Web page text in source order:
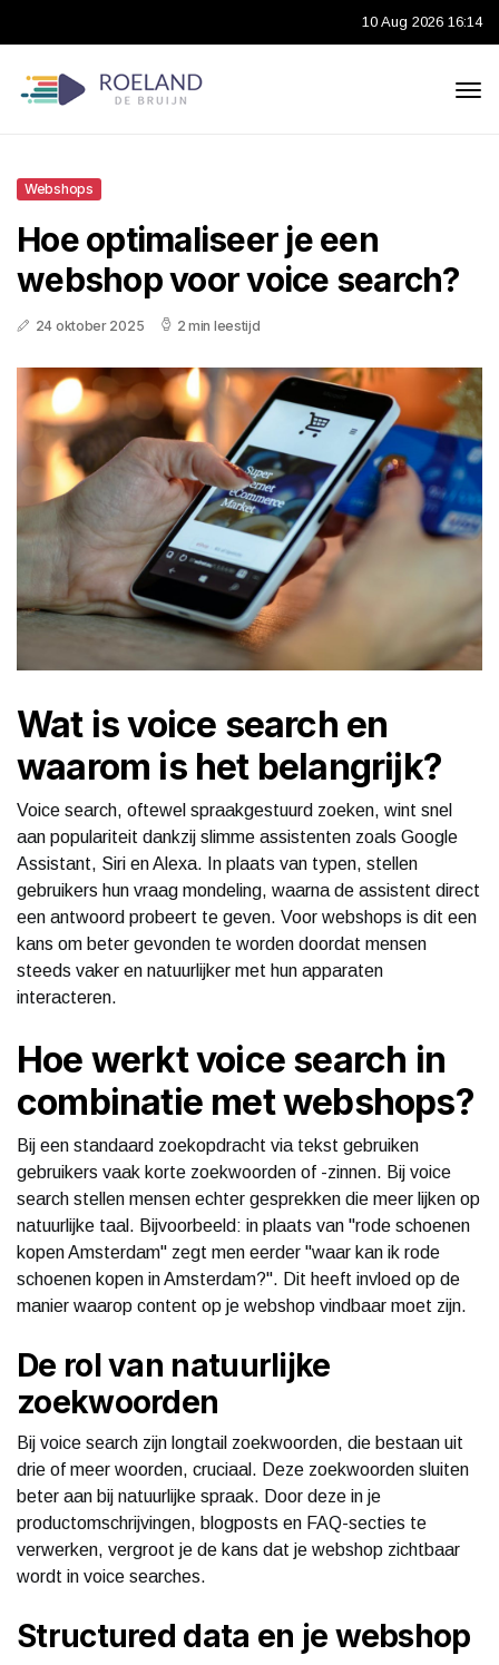
10 Aug 2026 16:14
Webshops
Hoe optimaliseer je een
webshop voor voice search?
24 oktober 2025 2 min leestijd
Wat is voice search en
waarom is het belangrijk?
Voice search, oftewel spraakgestuurd zoeken, wint snel
aan populariteit dankzij slimme assistenten zoals Google
Assistant, Siri en Alexa. In plaats van typen, stellen
gebruikers hun vraag mondeling, waarna de assistent direct
een antwoord probeert te geven. Voor webshops is dit een
kans om beter gevonden te worden doordat mensen
steeds vaker en natuurlijker met hun apparaten
interacteren.
Hoe werkt voice search in
combinatie met webshops?
Bij een standaard zoekopdracht via tekst gebruiken
gebruikers vaak korte zoekwoorden of -zinnen. Bij voice
search stellen mensen echter gesprekken die meer lijken op
natuurlijke taal. Bijvoorbeeld: in plaats van "rode schoenen
kopen Amsterdam" zegt men eerder "waar kan ik rode
schoenen kopen in Amsterdam?". Dit heeft invloed op de
manier waarop content op je webshop vindbaar moet zijn.
De rol van natuurlijke
zoekwoorden
Bij voice search zijn longtail zoekwoorden, die bestaan uit
drie of meer woorden, cruciaal. Deze zoekwoorden sluiten
beter aan bij natuurlijke spraak. Door deze in je
productomschrijvingen, blogposts en FAQ-secties te
verwerken, vergroot je de kans dat je webshop zichtbaar
wordt in voice searches.
Structured data en je webshop